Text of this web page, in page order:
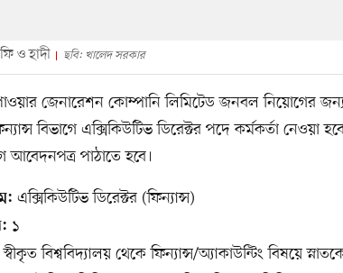
ও হাদী ছবি: খালেদ সরকার
জেনারেশন কোম্পানি লিমিটেড জনবল নিয়োগের
বিভাগে এক্সিকিউটিভ ডিরেক্টর পদে কর্মকর্তা নেওয়া
আবেদনপত্র পাঠাতে হবে।
এক্সিকিউটিভ ডিরেক্টর (ফিন্যান্স)
১
স্বীকৃত বিশ্ববিদ্যালয় থেকে ফিন্যান্স/অ্যাকাউন্টিং বিষয়ে